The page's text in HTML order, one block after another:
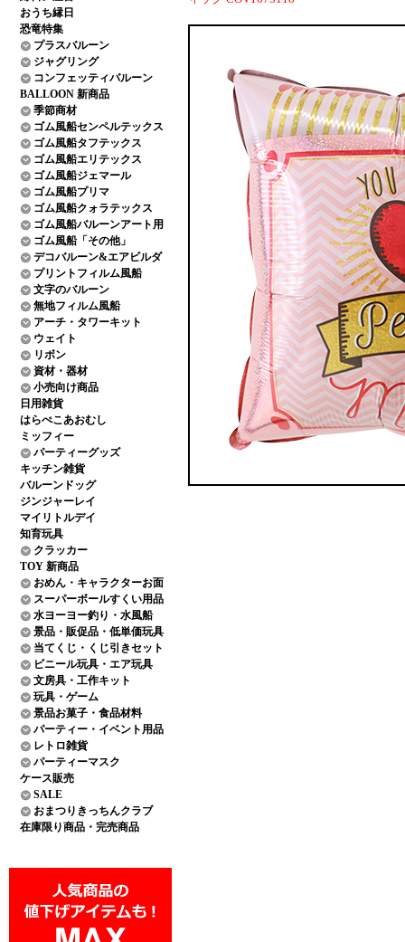
おうち縁日
恐竜特集
プラスバルーン
ジャグリング
コンフェッティバルーン
BALLOON 新商品
季節商材
ゴム風船センペルテックス
ゴム風船タフテックス
ゴム風船エリテックス
ゴム風船ジェマール
ゴム風船プリマ
ゴム風船クォラテックス
ゴム風船バルーンアート用
ゴム風船「その他」
デコバルーン&エアビルダ
プリントフィルム風船
文字のバルーン
無地フィルム風船
アーチ・タワーキット
ウェイト
リボン
資材・器材
小売向け商品
日用雑貨
はらぺこあおむし
ミッフィー
パーティーグッズ
キッチン雑貨
バルーンドッグ
ジンジャーレイ
マイリトルデイ
知育玩具
クラッカー
TOY 新商品
おめん・キャラクターお面
スーパーボールすくい用品
水ヨーヨー釣り・水風船
景品・販促品・低単価玩具
当てくじ・くじ引きセット
ビニール玩具・エア玩具
文房具・工作キット
玩具・ゲーム
景品お菓子・食品材料
パーティー・イベント用品
レトロ雑貨
パーティーマスク
ケース販売
SALE
おまつりきっちんクラブ
在庫限り商品・完売商品